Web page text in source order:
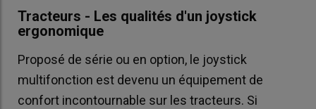
Tracteurs - Les qualités d'un joystick
ergonomique
Proposé de série ou en option, le joystick
multifonction est devenu un équipement de
confort incontournable sur les tracteurs. Si